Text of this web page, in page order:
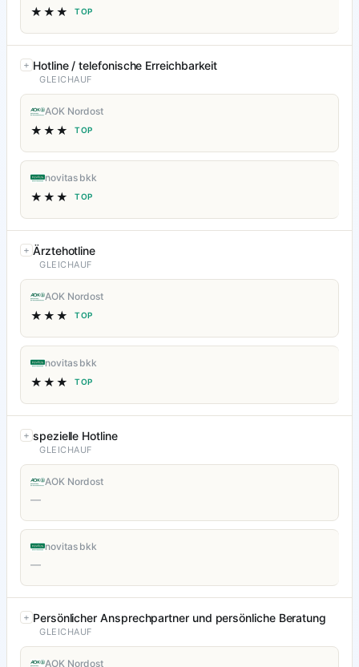
★★★ TOP
Hotline / telefonische Erreichbarkeit
GLEICHAUF
AOK Nordost
★★★ TOP
novitas bkk
★★★ TOP
Ärztehotline
GLEICHAUF
AOK Nordost
★★★ TOP
novitas bkk
★★★ TOP
spezielle Hotline
GLEICHAUF
AOK Nordost
—
novitas bkk
—
Persönlicher Ansprechpartner und persönliche Beratung
GLEICHAUF
AOK Nordost